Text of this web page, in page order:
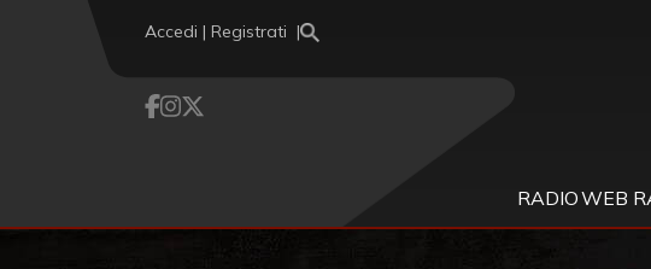
Accedi | Registrati
RADIOWEB